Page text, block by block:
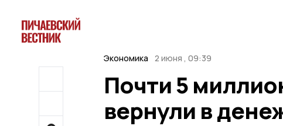
Экономика 2 июня , 09:39
Почти 5
вернули в